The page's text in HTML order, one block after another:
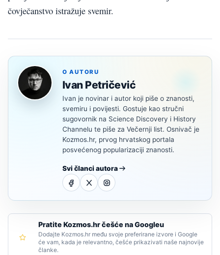
čovječanstvo istražuje svemir.
O AUTORU
Ivan Petričević
Ivan je novinar i autor koji piše o znanosti,
svemiru i povijesti. Gostuje kao stručni
sugovornik na Science Discovery i History
Channelu te piše za Večernji list. Osnivač je
Kozmos.hr, prvog hrvatskog portala
posvećenog popularizaciji znanosti.
Svi članci autora
Pratite Kozmos.hr češće na Googleu
Dodajte Kozmos.hr među svoje preferirane izvore i Google
će vam, kada je relevantno, češće prikazivati naše najnovije
članke.